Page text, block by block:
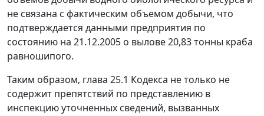
не связана с фактическим объемом добычи, что
подтверждается данными предприятия по
состоянию на 21.12.2005 о вылове 20,83 тонны краба
равношипого.
Таким образом, глава 25.1 Кодекса не только не
содержит препятствий по представлению в
инспекцию уточненных сведений, вызванных